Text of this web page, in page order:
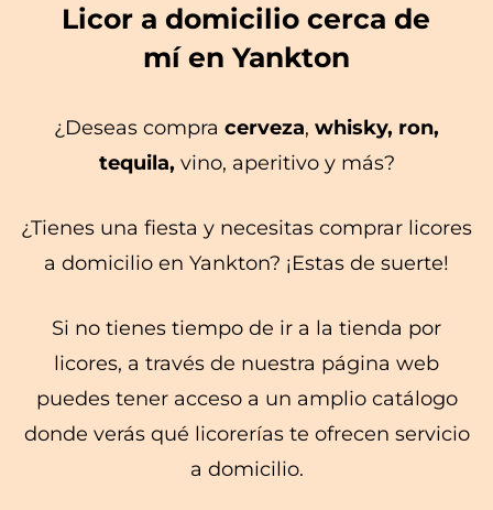
Licor a domicilio cerca de
mí en Yankton
¿Deseas compra cerveza, whisky, ron,
tequila, vino, aperitivo y más?
¿Tienes una fiesta y necesitas comprar licores
a domicilio en Yankton? ¡Estas de suerte!
Si no tienes tiempo de ir a la tienda por
licores, a través de nuestra página web
puedes tener acceso a un amplio catálogo
donde verás qué licorerías te ofrecen servicio
a domicilio.